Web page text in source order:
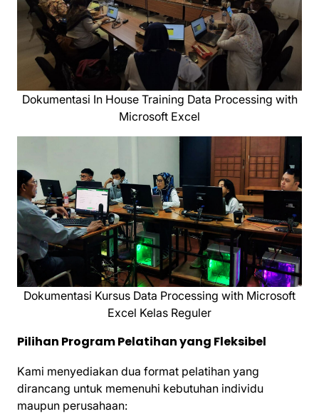
Dokumentasi In House Training Data Processing with
Microsoft Excel
Dokumentasi Kursus Data Processing with Microsoft
Excel Kelas Reguler
Pilihan Program Pelatihan yang Fleksibel
Kami menyediakan dua format pelatihan yang
dirancang untuk memenuhi kebutuhan individu
maupun perusahaan: